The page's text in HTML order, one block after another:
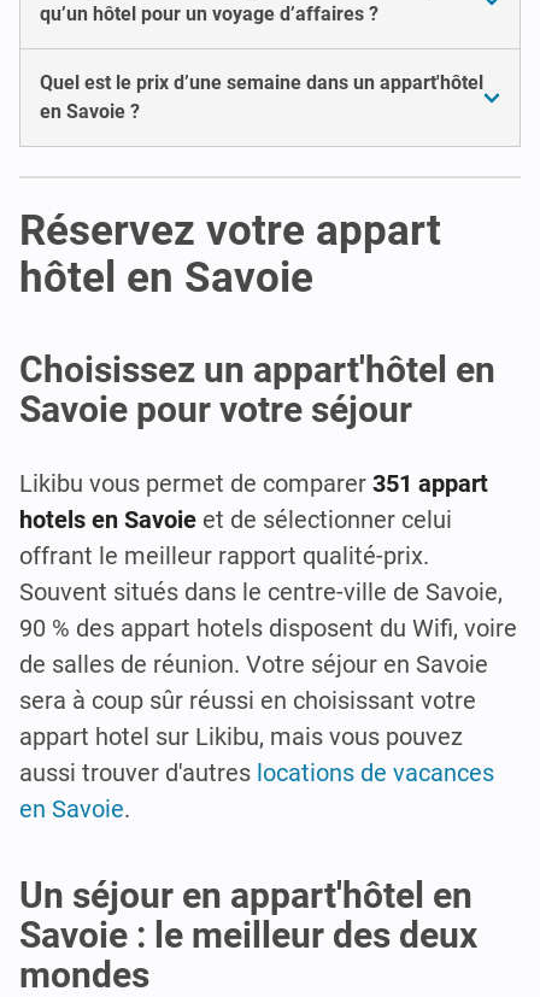
qu’un hôtel pour un voyage d’affaires ?
Quel est le prix d’une semaine dans un appart'hôtel
en Savoie ?
Réservez votre appart
hôtel en Savoie
Choisissez un appart'hôtel en
Savoie pour votre séjour
Likibu vous permet de comparer 351 appart
hotels en Savoie et de sélectionner celui
offrant le meilleur rapport qualité-prix.
Souvent situés dans le centre-ville de Savoie,
90 % des appart hotels disposent du Wifi, voire
de salles de réunion. Votre séjour en Savoie
sera à coup sûr réussi en choisissant votre
appart hotel sur Likibu, mais vous pouvez
aussi trouver d'autres locations de vacances
en Savoie.
Un séjour en appart'hôtel en
Savoie : le meilleur des deux
mondes